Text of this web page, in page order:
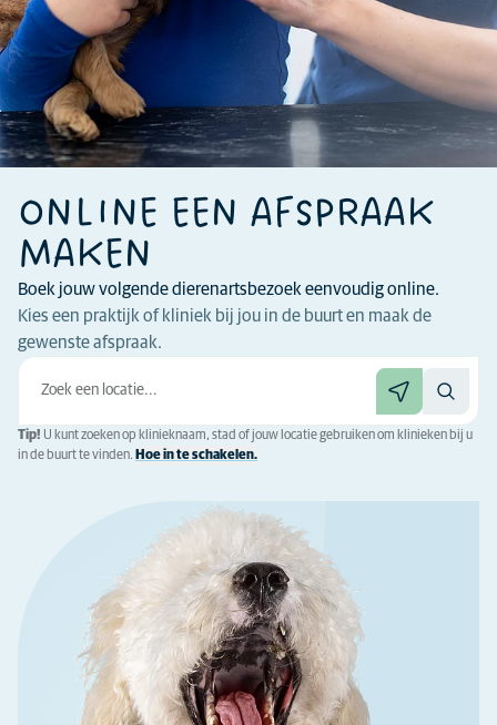
ONLINE EEN AFSPRAAK
MAKEN
Boek jouw volgende dierenartsbezoek eenvoudig online.
Kies een praktijk of kliniek bij jou in de buurt en maak de
gewenste afspraak.
Tip! U kunt zoeken op klinieknaam, stad of jouw locatie gebruiken om klinieken bij u
in de buurt te vinden. Hoe in te schakelen.